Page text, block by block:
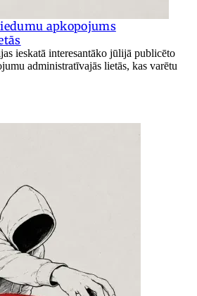
apkopojums
ieskatā interesantāko jūlijā publicēto
administratīvajās lietās, kas varētu